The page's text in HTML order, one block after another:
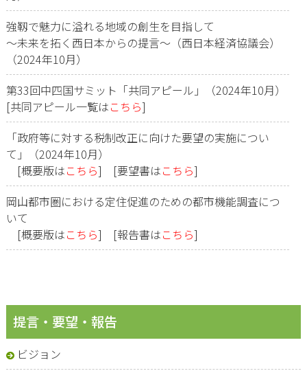
強靱で魅力に溢れる地域の創生を目指して
～未来を拓く西日本からの提言～（西日本経済協議会）
（2024年10月）
第33回中四国サミット「共同アピール」（2024年10月）
[共同アピール一覧はこちら]
「政府等に対する税制改正に向けた要望の実施につい
て」（2024年10月）
[概要版はこちら] [要望書はこちら]
岡山都市圏における定住促進のための都市機能調査につ
いて
[概要版はこちら] [報告書はこちら]
提言・要望・報告
ビジョン